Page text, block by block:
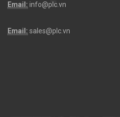
Email: info@plc.vn
Email: sales@plc.vn